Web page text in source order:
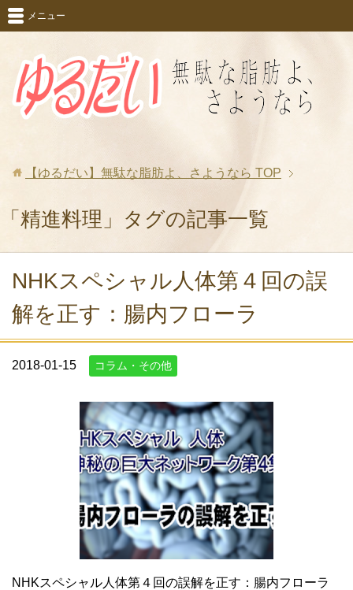
メニュー
【ゆるだい】無駄な脂肪よ、さようなら TOP
「精進料理」タグの記事一覧
NHKスペシャル人体第４回の誤
解を正す：腸内フローラ
2018-01-15 コラム・その他
NHKスペシャル人体第４回の誤解を正す：腸内フローラ